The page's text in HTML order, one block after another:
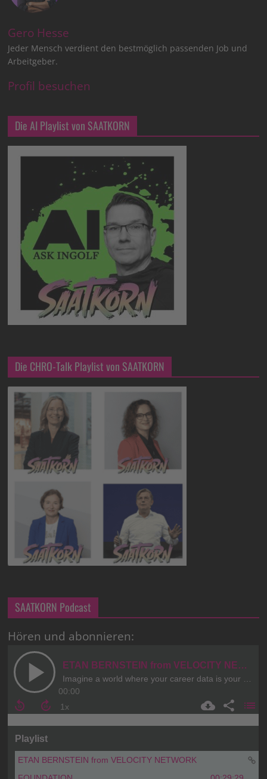
Gero Hesse
Jeder Mensch verdient den bestmöglich passenden Job und
Arbeitgeber.
Profil besuchen
Die AI Playlist von SAATKORN
Die CHRO-Talk Playlist von SAATKORN
SAATKORN Podcast
Hören und abonnieren: